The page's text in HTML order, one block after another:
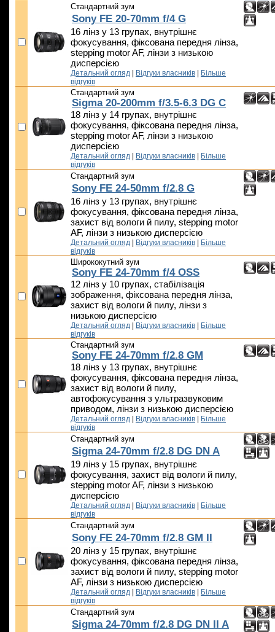
Стандартний зум
Sony FE 20-70mm f/4 G
16 лінз у 13 групах, внутрішнє
фокусування, фіксована передня лінза,
stepping motor AF, лінзи з низькою
дисперсією
Детальний огляд Відгуки власників
Більше
відгуків
Стандартний зум
Sigma 20-200mm f/3.5-6.3 DG C
18 лінз у 14 групах, внутрішнє
фокусування, фіксована передня лінза,
stepping motor AF, лінзи з низькою
дисперсією
Детальний огляд Відгуки власників
Більше
відгуків
Стандартний зум
Sony FE 24-50mm f/2.8 G
16 лінз у 13 групах, внутрішнє
фокусування, фіксована передня лінза,
захист від вологи й пилу, stepping motor
AF, лінзи з низькою дисперсією
Детальний огляд Відгуки власників
Більше
відгуків
Ширококутний зум
Sony FE 24-70mm f/4 OSS
12 лінз у 10 групах, стабілізація
зображення, фіксована передня лінза,
захист від вологи й пилу, лінзи з
низькою дисперсією
Детальний огляд Відгуки власників
Більше
відгуків
Стандартний зум
Sony FE 24-70mm f/2.8 GM
18 лінз у 13 групах, внутрішнє
фокусування, фіксована передня лінза,
захист від вологи й пилу,
автофокусування з ультразвуковим
приводом, лінзи з низькою дисперсією
Детальний огляд Відгуки власників
Більше
відгуків
Стандартний зум
Sigma 24-70mm f/2.8 DG DN A
19 лінз у 15 групах, внутрішнє
фокусування, захист від вологи й пилу,
stepping motor AF, лінзи з низькою
дисперсією
Детальний огляд Відгуки власників
Більше
відгуків
Стандартний зум
Sony FE 24-70mm f/2.8 GM II
20 лінз у 15 групах, внутрішнє
фокусування, фіксована передня лінза,
захист від вологи й пилу, stepping motor
AF, лінзи з низькою дисперсією
Детальний огляд Відгуки власників
Більше
відгуків
Стандартний зум
Sigma 24-70mm f/2.8 DG DN II A